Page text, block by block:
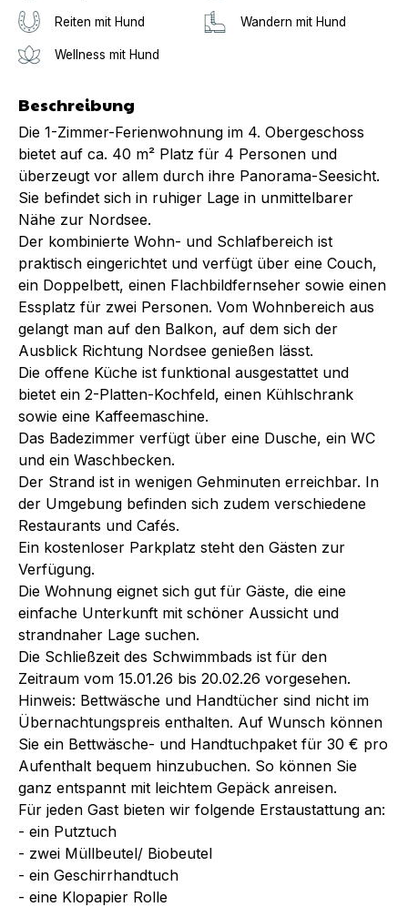
Reiten mit Hund Wandern mit Hund
Wellness mit Hund
Beschreibung
Die 1-Zimmer-Ferienwohnung im 4. Obergeschoss
bietet auf ca. 40 m² Platz für 4 Personen und
überzeugt vor allem durch ihre Panorama-Seesicht.
Sie befindet sich in ruhiger Lage in unmittelbarer
Nähe zur Nordsee.
Der kombinierte Wohn- und Schlafbereich ist
praktisch eingerichtet und verfügt über eine Couch,
ein Doppelbett, einen Flachbildfernseher sowie einen
Essplatz für zwei Personen. Vom Wohnbereich aus
gelangt man auf den Balkon, auf dem sich der
Ausblick Richtung Nordsee genießen lässt.
Die offene Küche ist funktional ausgestattet und
bietet ein 2-Platten-Kochfeld, einen Kühlschrank
sowie eine Kaffeemaschine.
Das Badezimmer verfügt über eine Dusche, ein WC
und ein Waschbecken.
Der Strand ist in wenigen Gehminuten erreichbar. In
der Umgebung befinden sich zudem verschiedene
Restaurants und Cafés.
Ein kostenloser Parkplatz steht den Gästen zur
Verfügung.
Die Wohnung eignet sich gut für Gäste, die eine
einfache Unterkunft mit schöner Aussicht und
strandnaher Lage suchen.
Die Schließzeit des Schwimmbads ist für den
Zeitraum vom 15.01.26 bis 20.02.26 vorgesehen.
Hinweis: Bettwäsche und Handtücher sind nicht im
Übernachtungspreis enthalten. Auf Wunsch können
Sie ein Bettwäsche- und Handtuchpaket für 30 € pro
Aufenthalt bequem hinzubuchen. So können Sie
ganz entspannt mit leichtem Gepäck anreisen.
Für jeden Gast bieten wir folgende Erstaustattung an:
- ein Putztuch
- zwei Müllbeutel/ Biobeutel
- ein Geschirrhandtuch
- eine Klopapier Rolle